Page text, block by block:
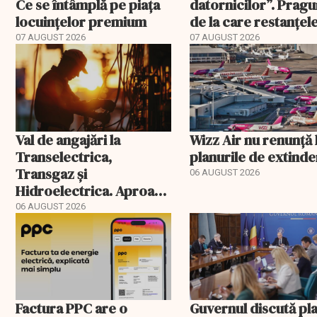
Ce se întâmplă pe piața
locuințelor premium
07 AUGUST 2026
datornicilor”.
de la care
devin publice
07 AUGUST 2026
Val de angajări la
Transelectrica,
Transgaz și
Hidroelectrica. Aproape
400 de posturi aprobate
06 AUGUST 2026
Wizz Air nu renunță
planurile de
06 AUGUST 2026
Factura PPC are o
Guvernul discută